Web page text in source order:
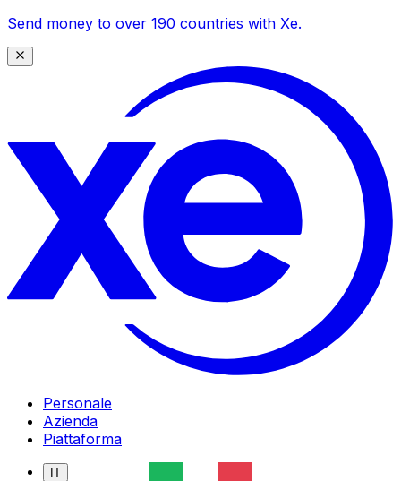
Send money to over 190 countries with Xe.
Personale
Azienda
Piattaforma
IT